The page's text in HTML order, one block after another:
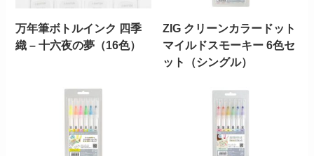
万年筆ボトルインク 四季
織 – 十六夜の夢（16色）
ZIG クリーンカラードット
マイルドスモーキー 6色セ
ット（シングル）